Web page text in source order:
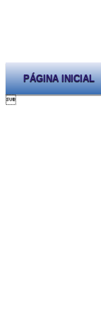
PÁGINA INICIAL
